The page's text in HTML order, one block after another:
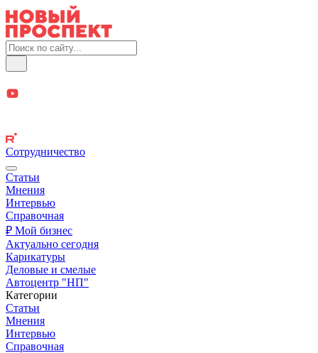
Сотрудничество
Статьи
Мнения
Интервью
Справочная
₽ Мой бизнес
Актуально сегодня
Карикатуры
Деловые и смелые
Автоцентр "НП"
Категории
Статьи
Мнения
Интервью
Справочная